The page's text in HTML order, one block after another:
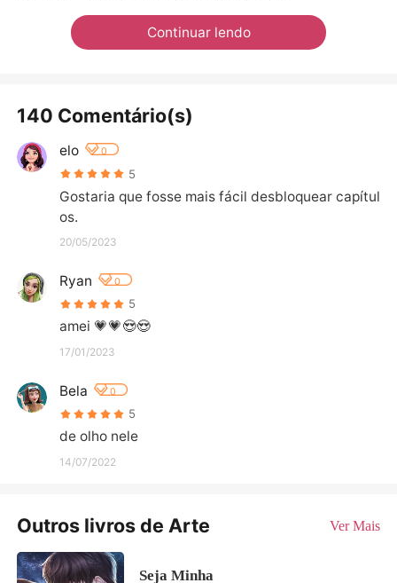
Continuar lendo
140 Comentário(s)
elo 0
5
Gostaria que fosse mais fácil desbloquear capítul
os.
20/05/2023
Ryan 0
5
amei 💗💗😍😍
17/01/2023
Bela 0
5
de olho nele
14/07/2022
Outros livros de Arte Ver Mais
Seja Minha